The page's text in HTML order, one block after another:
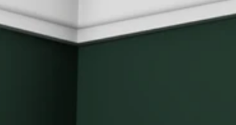
Гипс
продлевая